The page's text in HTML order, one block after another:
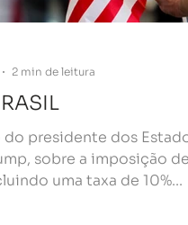
presidente dos
sobre a imposição de
uma taxa de 10%...
2 min de leitura